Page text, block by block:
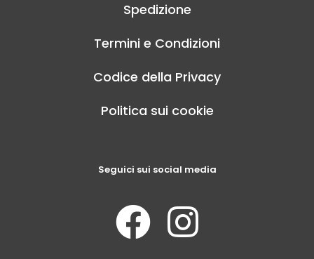
Spedizione
Termini e Condizioni
Codice della Privacy
Politica sui cookie
Seguici sui social media